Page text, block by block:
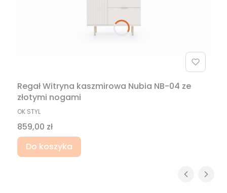
Regał Witryna kaszmirowa Nubia NB-04 ze
złotymi nogami
PRODUCENT
OK STYL
Cena
859,00 zł
Do koszyka